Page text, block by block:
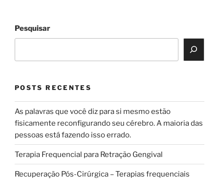
Pesquisar
POSTS RECENTES
As palavras que você diz para si mesmo estão
fisicamente reconfigurando seu cérebro. A maioria das
pessoas está fazendo isso errado.
Terapia Frequencial para Retração Gengival
Recuperação Pós-Cirúrgica – Terapias frequenciais